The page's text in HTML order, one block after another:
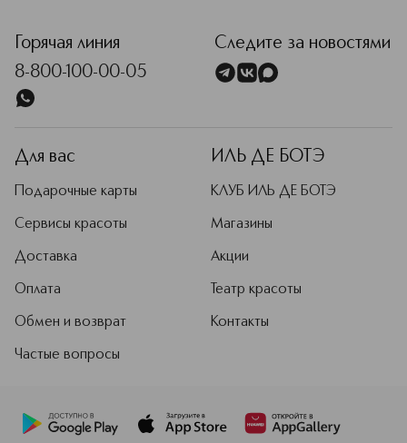
Горячая линия
8-800-100-00-05
Следите за новостями
Для вас
Подарочные карты
Сервисы красоты
Доставка
Оплата
Обмен и возврат
Частые вопросы
ИЛЬ ДЕ БОТЭ
КЛУБ ИЛЬ ДЕ БОТЭ
Магазины
Акции
Театр красоты
Контакты